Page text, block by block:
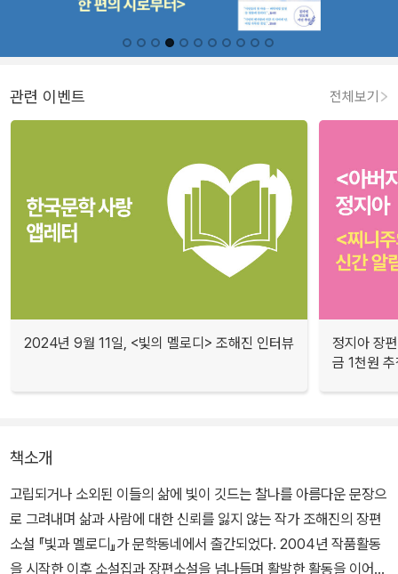
관련 이벤트 전체보기
2024년 9월 11일, <빛의 멜로디> 조해진 인터뷰
정지아 장
금 1천원
책소개
고립되거나 소외된 이들의 삶에 빛이 깃드는 찰나를 아름다운 문장으
로 그려내며 삶과 사람에 대한 신뢰를 잃지 않는 작가 조해진의 장편
소설 『빛과 멜로디』가 문학동네에서 출간되었다. 2004년 작품활동
을 시작한 이후 소설집과 장편소설을 넘나들며 활발한 활동을 이어온